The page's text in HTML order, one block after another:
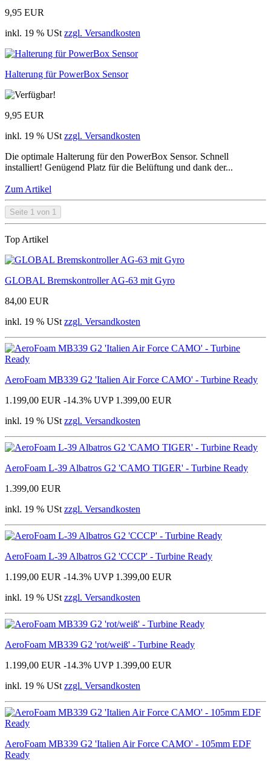
9,95 EUR
inkl. 19 % USt zzgl. Versandkosten
Halterung für PowerBox Sensor
9,95 EUR
inkl. 19 % USt zzgl. Versandkosten
Die optimale Halterung für den PowerBox Sensor. Schnell
installiert! Genügend Platz für die Belüftung und dank der...
Zum Artikel
Seite 1 von 1
Top Artikel
GLOBAL Bremskontroller AG-63 mit Gyro
84,00 EUR
inkl. 19 % USt zzgl. Versandkosten
AeroFoam MB339 G2 'Italien Air Force CAMO' - Turbine Ready
1.199,00 EUR -14.3% UVP 1.399,00 EUR
inkl. 19 % USt zzgl. Versandkosten
AeroFoam L-39 Albatros G2 'CAMO TIGER' - Turbine Ready
1.399,00 EUR
inkl. 19 % USt zzgl. Versandkosten
AeroFoam L-39 Albatros G2 'CCCP' - Turbine Ready
1.199,00 EUR -14.3% UVP 1.399,00 EUR
inkl. 19 % USt zzgl. Versandkosten
AeroFoam MB339 G2 'rot/weiß' - Turbine Ready
1.199,00 EUR -14.3% UVP 1.399,00 EUR
inkl. 19 % USt zzgl. Versandkosten
AeroFoam MB339 G2 'Italien Air Force CAMO' - 105mm EDF
Ready